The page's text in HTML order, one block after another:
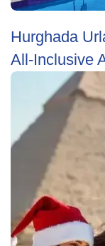
Hurghada
All‑Inclusive